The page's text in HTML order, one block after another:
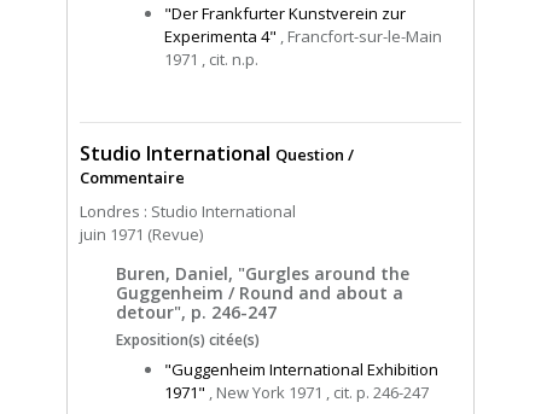
"Der Frankfurter Kunstverein zur
Experimenta 4" , Francfort-sur-le-Main
1971 , cit. n.p.
Studio International Question /
Commentaire
Londres : Studio International
juin 1971 (Revue)
Buren, Daniel, "Gurgles around the
Guggenheim / Round and about a
detour", p. 246-247
Exposition(s) citée(s)
"Guggenheim International Exhibition
1971" , New York 1971 , cit. p. 246-247